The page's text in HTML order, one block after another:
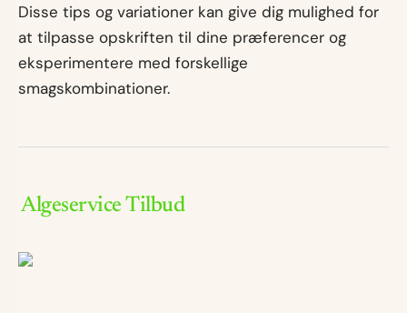
Disse tips og variationer kan give dig mulighed for
at tilpasse opskriften til dine præferencer og
eksperimentere med forskellige
smagskombinationer.
Algeservice Tilbud